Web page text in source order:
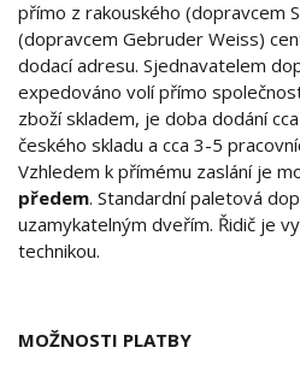
přímo z rakouského (dopravcem
(dopravcem Gebruder Weiss)
dodací adresu. Sjednavatelem
expedováno volí přímo
zboží skladem, je doba dodání
českého skladu a cca 3-5
Vzhledem k přímému zaslání je
předem. Standardní paletová
uzamykatelným dveřím. Řidič je
technikou.
MOŽNOSTI PLATBY